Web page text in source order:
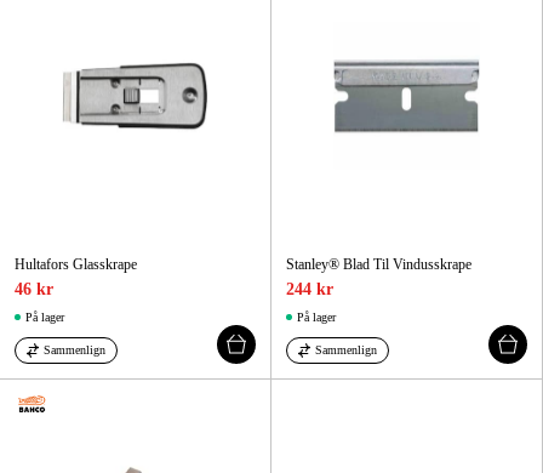
Hultafors Glasskrape
46 kr
På lager
Sammenlign
Stanley® Blad Til Vindusskrape
244 kr
På lager
Sammenlign